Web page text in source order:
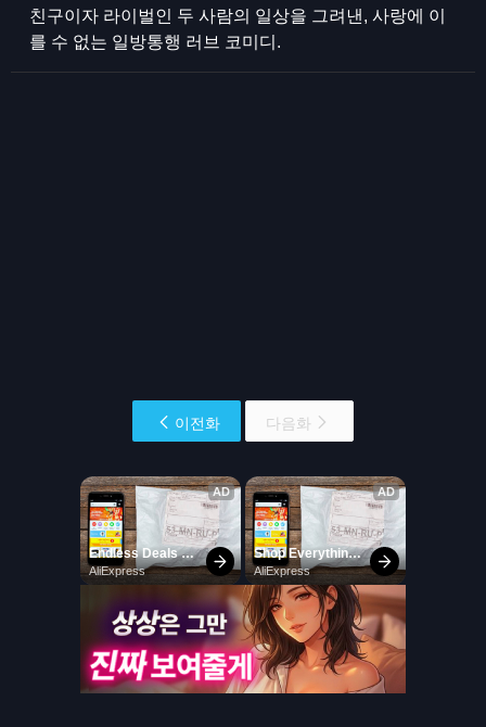
친구이자 라이벌인 두 사람의 일상을 그려낸, 사랑에 이
를 수 없는 일방통행 러브 코미디.
이전화 다음화